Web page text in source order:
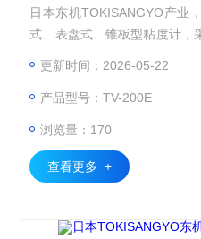
日本东机TOKISANGYO产业
式、表盘式、锥板型粘度计，
仪TOKISANGYO东机粘度计
更新时间：2026-05-22
产品型号：TV-200E
浏览量：170
查看更多 +